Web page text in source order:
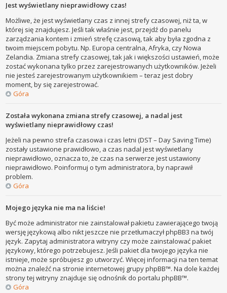
Jest wyświetlany nieprawidłowy czas!
Możliwe, że jest wyświetlany czas z innej strefy czasowej, niż ta, w
której się znajdujesz. Jeśli tak właśnie jest, przejdź do panelu
zarządzania kontem i zmień strefę czasową, tak aby była zgodna z
twoim miejscem pobytu. Np. Europa centralna, Afryka, czy Nowa
Zelandia. Zmiana strefy czasowej, tak jak i większości ustawień, może
zostać wykonana tylko przez zarejestrowanych użytkowników. Jeżeli
nie jesteś zarejestrowanym użytkownikiem – teraz jest dobry
moment, by się zarejestrować.
Góra
Została wykonana zmiana strefy czasowej, a nadal jest
wyświetlany nieprawidłowy czas!
Jeżeli na pewno strefa czasowa i czas letni (DST – Day Saving Time)
zostały ustawione prawidłowo, a czas nadal jest wyświetlany
nieprawidłowo, oznacza to, że czas na serwerze jest ustawiony
nieprawidłowo. Poinformuj o tym administratora, by naprawił
problem.
Góra
Mojego języka nie ma na liście!
Być może administrator nie zainstalował pakietu zawierającego twoją
wersję językową albo nikt jeszcze nie przetłumaczył phpBB3 na twój
język. Zapytaj administratora witryny czy może zainstalować pakiet
językowy, którego potrzebujesz. Jeśli pakiet dla twojego języka nie
istnieje, może spróbujesz go utworzyć. Więcej informacji na ten temat
można znaleźć na stronie internetowej grupy phpBB™. Na dole każdej
strony tej witryny znajduje się odnośnik do portalu phpBB™.
Góra